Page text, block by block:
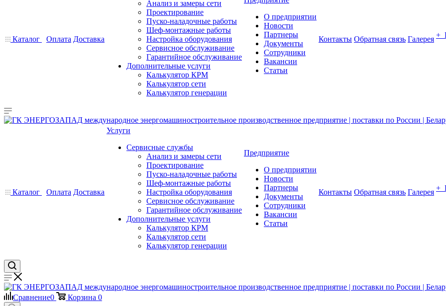
Каталог Оплата Доставка
Анализ и замеры сети
Проектирование
Пуско-наладочные работы
Шеф-монтажные работы
Настройка оборудования
Сервисное обслуживание
Гарантийное обслуживание
Дополнительные услуги
Калькулятор КРМ
Калькулятор сети
Калькулятор генерации
О предприятии
Новости
Партнеры
Документы
Сотрудники
Вакансии
Статьи
Контакты Обратная связь Галерея +
Каталог Оплата Доставка
Услуги
Сервисные службы
Анализ и замеры сети
Проектирование
Пуско-наладочные работы
Шеф-монтажные работы
Настройка оборудования
Сервисное обслуживание
Гарантийное обслуживание
Дополнительные услуги
Калькулятор КРМ
Калькулятор сети
Калькулятор генерации
Предприятие
О предприятии
Новости
Партнеры
Документы
Сотрудники
Вакансии
Статьи
Контакты Обратная связь Галерея +
Сравнение0 Корзина 0